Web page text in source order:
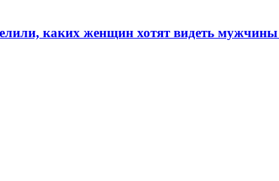
каких женщин хотят видеть мужчины